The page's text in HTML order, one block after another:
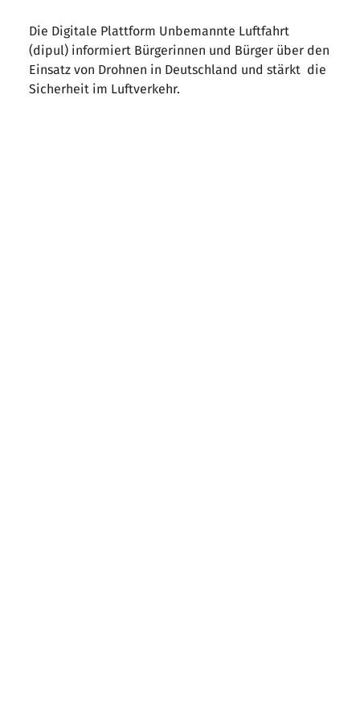
Die Digitale Plattform Unbemannte Luftfahrt
(dipul) informiert Bürgerinnen und Bürger über den
Einsatz von Drohnen in Deutschland und stärkt die
Sicherheit im Luftverkehr.